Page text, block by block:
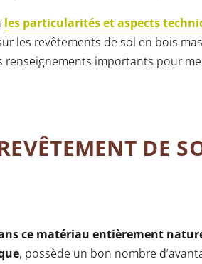
les particularités et aspects
les revêtements de sol en bois
importants pour
DE
ce matériau entièrement
, possède un bon nombre